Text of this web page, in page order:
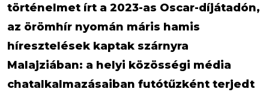
történelmet írt a 2023-as Oscar-díjátadón,
az örömhír nyomán máris hamis
híresztelések kaptak szárnyra
Malajziában: a helyi közösségi média
chatalkalmazásaiban futótűzként terjedt